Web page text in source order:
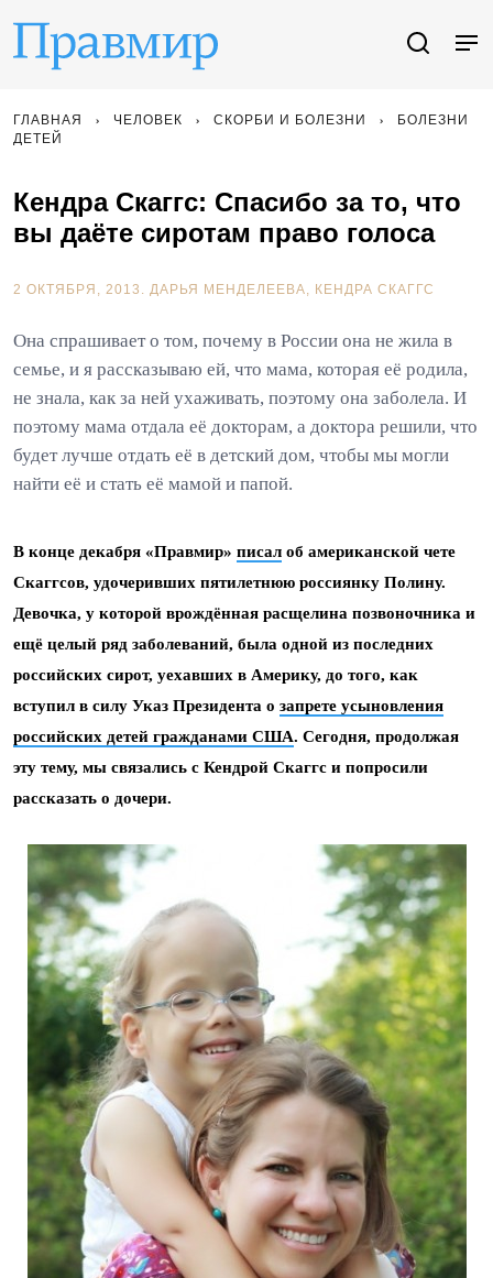
ГЛАВНАЯ ЧЕЛОВЕК СКОРБИ И БОЛЕЗНИ
БОЛЕЗНИ
ДЕТЕЙ
Кендра Скаггс: Спасибо за то, что
вы даёте сиротам право голоса
2 ОКТЯБРЯ, 2013. ДАРЬЯ МЕНДЕЛЕЕВА КЕНДРА СКАГГС
Она спрашивает о том, почему в России она не жила в
семье, и я рассказываю ей, что мама, которая её родила,
не знала, как за ней ухаживать, поэтому она заболела. И
поэтому мама отдала её докторам, а доктора решили, что
будет лучше отдать её в детский дом, чтобы мы могли
найти её и стать её мамой и папой.
В конце декабря «Правмир» писал об американской чете
Скаггсов, удочеривших пятилетнюю россиянку Полину.
Девочка, у которой врождённая расщелина позвоночника и
ещё целый ряд заболеваний, была одной из последних
российских сирот, уехавших в Америку, до того, как
вступил в силу Указ Президента о запрете усыновления
российских детей гражданами США. Сегодня, продолжая
эту тему, мы связались с Кендрой Скаггс и попросили
рассказать о дочери.